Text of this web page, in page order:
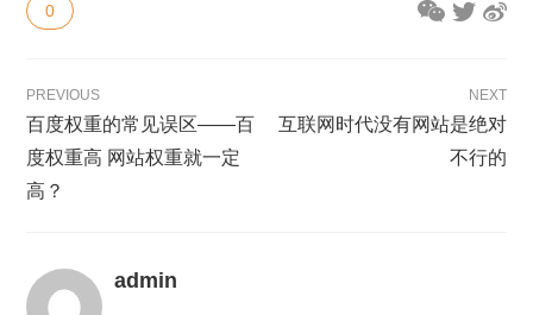
0
PREVIOUS
百度权重的常见误区——百
度权重高 网站权重就一定
高？
NEXT
互联网时代没有网站是绝对
不行的
admin